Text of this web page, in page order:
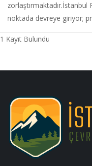
noktada devreye giriyor;
1 Kayıt Bulundu